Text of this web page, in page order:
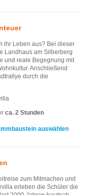
ihr Leben aus? Bei dieser
Landhaus am Silberberg
und reale Begegnung mit
Anschließend
durch die
ca. 2 Stunden
auswählen
zum Mitmachen und
erleben die Schüler die